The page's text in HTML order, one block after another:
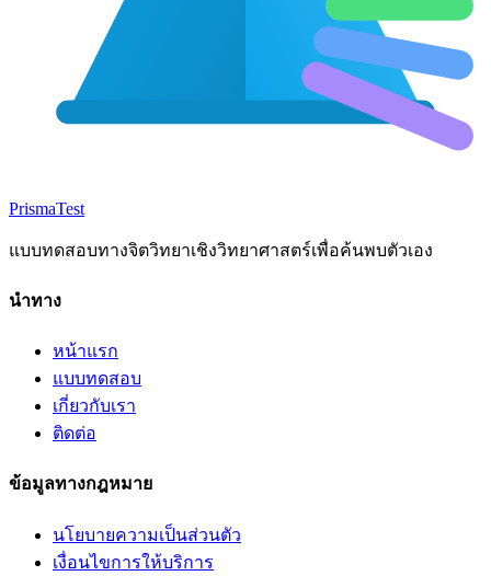
PrismaTest
แบบทดสอบทางจิตวิทยาเชิงวิทยาศาสตร์เพื่อค้นพบตัวเอง
นำทาง
หน้าแรก
แบบทดสอบ
เกี่ยวกับเรา
ติดต่อ
ข้อมูลทางกฎหมาย
นโยบายความเป็นส่วนตัว
เงื่อนไขการให้บริการ